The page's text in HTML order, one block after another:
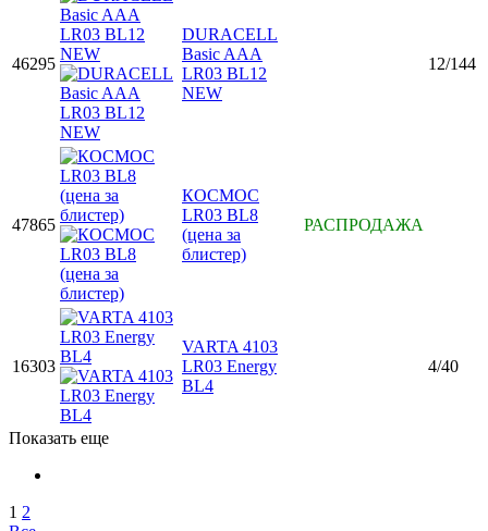
46295
DURACELL
Basic AAA
LR03 BL12
NEW
12/144
47865
КОСМОС
LR03 BL8
(цена за
блистер)
РАСПРОДАЖА
16303
VARTA 4103
LR03 Energy
BL4
4/40
Показать еще
1 2